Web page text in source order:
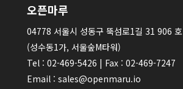
오픈마루
04778 서울시 성동구 뚝섬로1길 31 906 호
(성수동1가, 서울숲M타워)
Tel : 02-469-5426 | Fax : 02-469-7247
Email : sales@openmaru.io